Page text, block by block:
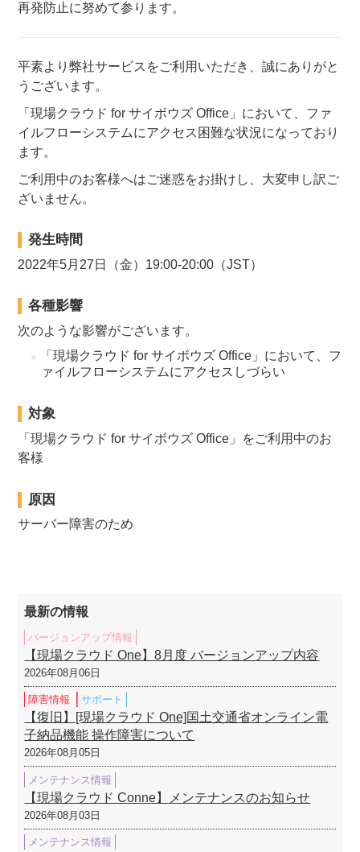
再発防止に努めて参ります。
平素より弊社サービスをご利用いただき、誠にありがと
うございます。
「現場クラウド for サイボウズ Office」において、ファ
イルフローシステムにアクセス困難な状況になっており
ます。
ご利用中のお客様へはご迷惑をお掛けし、大変申し訳ご
ざいません。
発生時間
2022年5月27日（金）19:00-20:00（JST）
各種影響
次のような影響がございます。
「現場クラウド for サイボウズ Office」において、フ
ァイルフローシステムにアクセスしづらい
対象
「現場クラウド for サイボウズ Office」をご利用中のお
客様
原因
サーバー障害のため
最新の情報
バージョンアップ情報
【現場クラウド One】8月度 バージョンアップ内容
2026年08月06日
障害情報 サポート
【復旧】[現場クラウド One]国土交通省オンライン電
子納品機能 操作障害について
2026年08月05日
メンテナンス情報
【現場クラウド Conne】メンテナンスのお知らせ
2026年08月03日
メンテナンス情報